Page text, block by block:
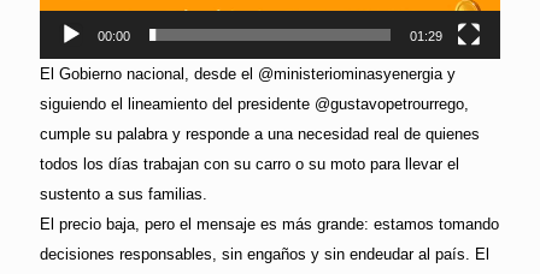
00:00 01:29
El Gobierno nacional, desde el @ministeriominasyenergia y
siguiendo el lineamiento del presidente @gustavopetrourrego,
cumple su palabra y responde a una necesidad real de quienes
todos los días trabajan con su carro o su moto para llevar el
sustento a sus familias.
El precio baja, pero el mensaje es más grande: estamos tomando
decisiones responsables, sin engaños y sin endeudar al país. El